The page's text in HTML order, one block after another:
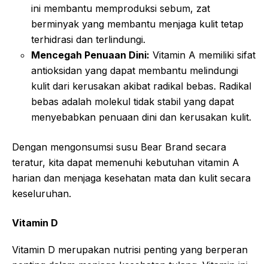
ini membantu memproduksi sebum, zat
berminyak yang membantu menjaga kulit tetap
terhidrasi dan terlindungi.
Mencegah Penuaan Dini: Vitamin A memiliki sifat
antioksidan yang dapat membantu melindungi
kulit dari kerusakan akibat radikal bebas. Radikal
bebas adalah molekul tidak stabil yang dapat
menyebabkan penuaan dini dan kerusakan kulit.
Dengan mengonsumsi susu Bear Brand secara
teratur, kita dapat memenuhi kebutuhan vitamin A
harian dan menjaga kesehatan mata dan kulit secara
keseluruhan.
Vitamin D
Vitamin D merupakan nutrisi penting yang berperan